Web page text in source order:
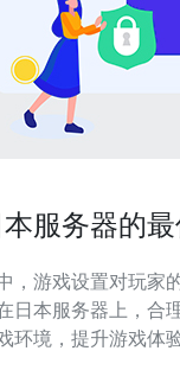
服务器的
，游戏设置对玩家
日本服务器上，合
环境，提升游戏体